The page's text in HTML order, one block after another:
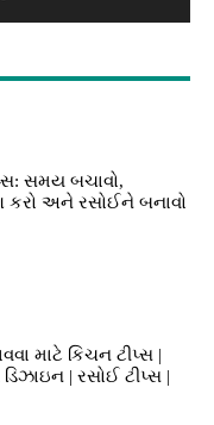
સમય બચાવો,
કરો અને રસોઈને બનાવો
માટે કિચન ટીપ્સ |
ડિઝાઇન | રસોઈ ટીપ્સ |